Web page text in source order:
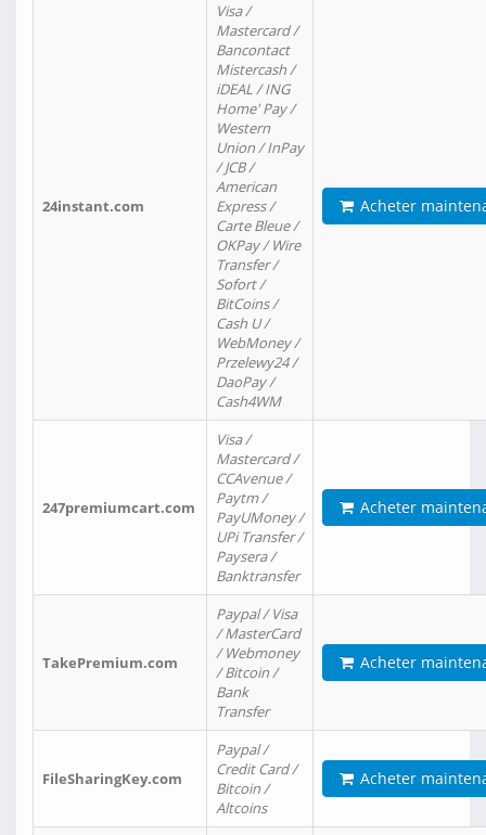
24instant.com
Visa /
Mastercard /
Bancontact
Mistercash /
iDEAL / ING
Home' Pay /
Western
Union / InPay
/ JCB /
American
Express /
Carte Bleue /
OKPay / Wire
Transfer /
Sofort /
BitCoins /
Cash U /
WebMoney /
Przelewy24 /
DaoPay /
Cash4WM
Acheter
247premiumcart.com
Visa /
Mastercard /
CCAvenue /
Paytm /
PayUMoney /
UPi Transfer /
Paysera /
Banktransfer
Acheter
TakePremium.com
Paypal / Visa
/ MasterCard
/ Webmoney
/ Bitcoin /
Bank
Transfer
Acheter
FileSharingKey.com
Paypal /
Credit Card /
Bitcoin /
Altcoins
Acheter